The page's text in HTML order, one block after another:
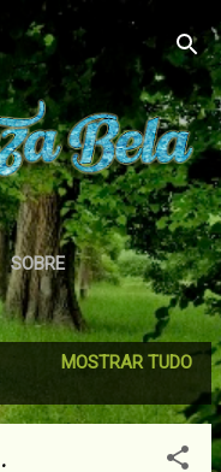
SOBRE
MAIS…
MOSTRAR TUDO